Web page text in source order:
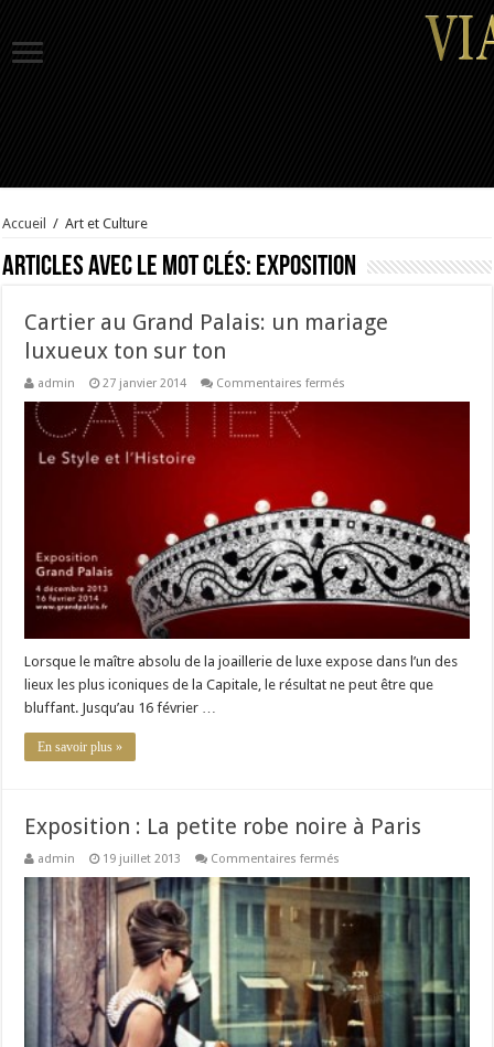
Accueil / Art et Culture
Articles avec le mot clés: Exposition
Cartier au Grand Palais: un mariage
luxueux ton sur ton
admin 27 janvier 2014 Commentaires fermés
sur
ton
Lorsque le maître absolu de la joaillerie de luxe expose dans l’un des
lieux les plus iconiques de la Capitale, le résultat ne peut être que
bluffant. Jusqu’au 16 février …
En savoir plus »
Exposition : La petite robe noire à Paris
admin 19 juillet 2013 Commentaires fermés
petite
robe
à
Paris